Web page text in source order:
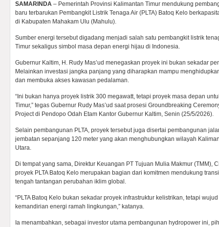
SAMARINDA – Pemerintah Provinsi Kalimantan Timur mendukung
baru terbarukan Pembangkit Listrik Tenaga Air (PLTA) Batoq Kelo
di Kabupaten Mahakam Ulu (Mahulu).
Sumber energi tersebut digadang menjadi salah satu pembangkit listrik
Timur sekaligus simbol masa depan energi hijau di Indonesia.
Gubernur Kaltim, H. Rudy Mas’ud menegaskan proyek ini bukan sekadar
Melainkan investasi jangka panjang yang diharapkan mampu
dan membuka akses kawasan pedalaman.
“Ini bukan hanya proyek listrik 300 megawatt, tetapi proyek masa depan
Timur,” tegas Gubernur Rudy Mas’ud saat prosesi Groundbreaking
Project di Pendopo Odah Etam Kantor Gubernur Kaltim, Senin (25/5/2026).
Selain pembangunan PLTA, proyek tersebut juga disertai pembangunan
jembatan sepanjang 120 meter yang akan menghubungkan wilayah
Utara.
Di tempat yang sama, Direktur Keuangan PT Tujuan Mulia Makmur (TMM),
proyek PLTA Batoq Kelo merupakan bagian dari komitmen mendukung
tengah tantangan perubahan iklim global.
“PLTA Batoq Kelo bukan sekadar proyek infrastruktur kelistrikan, tetapi
kemandirian energi ramah lingkungan,” katanya.
Ia menambahkan, sebagai investor utama pembangunan hydropower ini,